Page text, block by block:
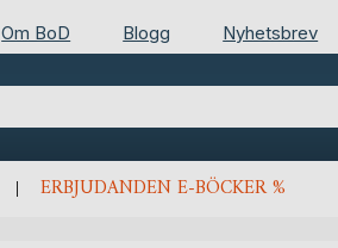
Om BoD Blogg Nyhetsbrev
ERBJUDANDEN E-BÖCKER %